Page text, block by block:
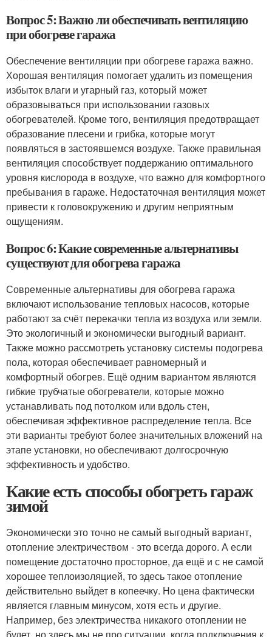
Вопрос 5: Важно ли обеспечивать вентиляцию
при обогреве гаража
Обеспечение вентиляции при обогреве гаража важно.
Хорошая вентиляция помогает удалить из помещения
избыток влаги и угарный газ, который может
образовываться при использовании газовых
обогревателей. Кроме того, вентиляция предотвращает
образование плесени и грибка, которые могут
появляться в застоявшемся воздухе. Также правильная
вентиляция способствует поддержанию оптимального
уровня кислорода в воздухе, что важно для комфортного
пребывания в гараже. Недостаточная вентиляция может
привести к головокружению и другим неприятным
ощущениям.
Вопрос 6: Какие современные альтернативы
существуют для обогрева гаража
Современные альтернативы для обогрева гаража
включают использование тепловых насосов, которые
работают за счёт перекачки тепла из воздуха или земли.
Это экологичный и экономически выгодный вариант.
Также можно рассмотреть установку системы подогрева
пола, которая обеспечивает равномерный и
комфортный обогрев. Ещё одним вариантом являются
гибкие трубчатые обогреватели, которые можно
устанавливать под потолком или вдоль стен,
обеспечивая эффективное распределение тепла. Все
эти варианты требуют более значительных вложений на
этапе установки, но обеспечивают долгосрочную
эффективность и удобство.
Какие есть способы обогреть гараж
зимой
Экономически это точно не самый выгодный вариант,
отопление электричеством - это всегда дорого. А если
помещение достаточно просторное, да ещё и с не самой
хорошее теплоизоляцией, то здесь такое отопление
действительно выйдет в копеечку. Но цена фактически
является главным минусом, хотя есть и другие.
Например, без электричества никакого отоплении не